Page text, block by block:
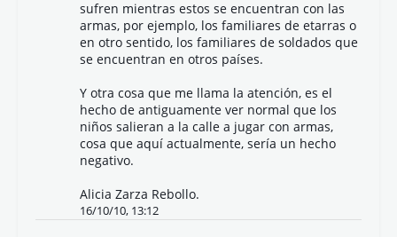
sufren mientras estos se encuentran con las
armas, por ejemplo, los familiares de etarras o
en otro sentido, los familiares de soldados que
se encuentran en otros países.
Y otra cosa que me llama la atención, es el
hecho de antiguamente ver normal que los
niños salieran a la calle a jugar con armas,
cosa que aquí actualmente, sería un hecho
negativo.
Alicia Zarza Rebollo.
16/10/10, 13:12